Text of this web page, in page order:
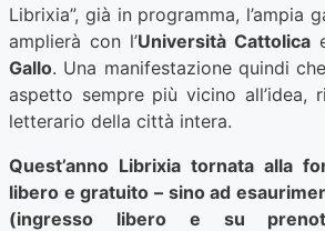
Librixia”, già in programma, l’ampia
amplierà con l’Università Cattolica
Gallo. Una manifestazione quindi
aspetto sempre più vicino all’idea,
letterario della città intera.
Quest’anno Librixia tornata alla
libero e gratuito – sino ad
(ingresso libero e su